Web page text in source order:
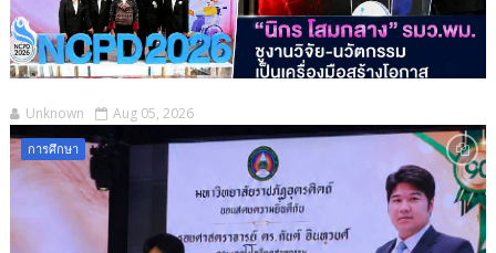
Unknown Aug 05, 2026
การศึกษา